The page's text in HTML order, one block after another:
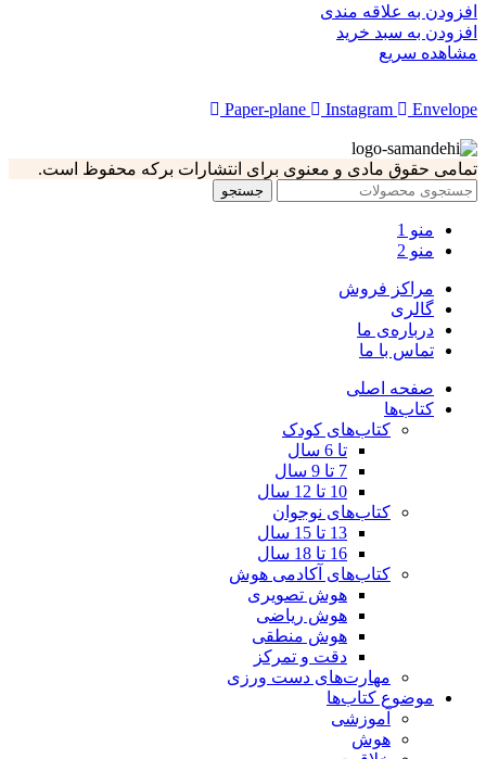
افزودن به علاقه مندی
افزودن به سبد خرید
مشاهده سریع
Paper-plane Instagram Envelope
تمامی حقوق مادی و معنوی برای انتشارات برکه محفوظ است.
جستجو
منو 1
منو 2
مراکز فروش
گالری
درباره‌ی ما
تماس با ما
صفحه اصلی
کتاب‌ها
کتاب‌های کودک
تا 6 سال
7 تا 9 سال
10 تا 12 سال
کتاب‌های نوجوان
13 تا 15 سال
16 تا 18 سال
کتاب‌های آکادمی هوش
هوش تصویری
هوش ریاضی
هوش منطقی
دقت و تمرکز
مهارت‌های دست ورزی
موضوع کتاب‌ها
آموزشی
هوش